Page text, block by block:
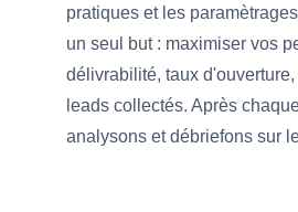
pratiques et les
un seul but : maximiser vos
délivrabilité, taux
leads collectés. Après
analysons et débriefons sur